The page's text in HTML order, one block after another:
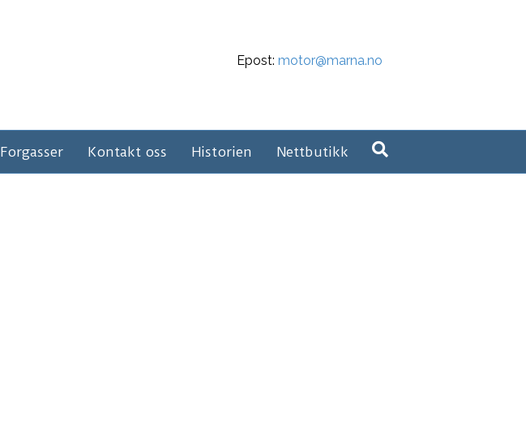
Epost: motor@marna.no
Forgasser Kontakt oss Historien Nettbutikk